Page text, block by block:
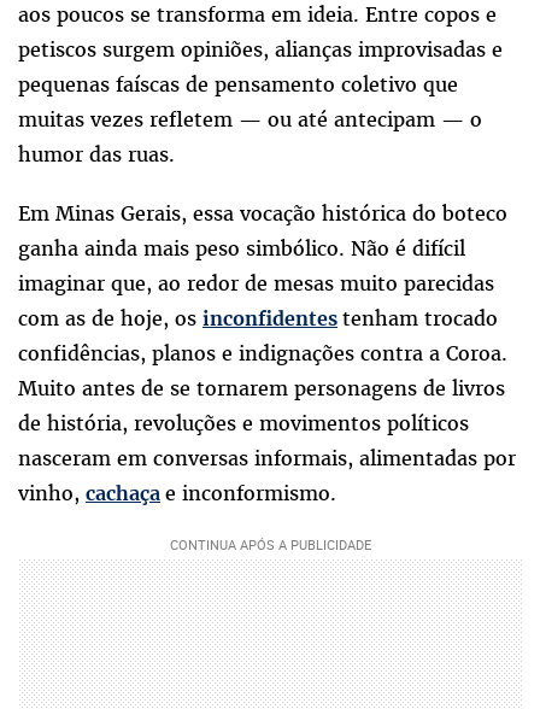
aos poucos se transforma em ideia. Entre copos e
petiscos surgem opiniões, alianças improvisadas e
pequenas faíscas de pensamento coletivo que
muitas vezes refletem — ou até antecipam — o
humor das ruas.
Em Minas Gerais, essa vocação histórica do boteco
ganha ainda mais peso simbólico. Não é difícil
imaginar que, ao redor de mesas muito parecidas
com as de hoje, os inconfidentes tenham trocado
confidências, planos e indignações contra a Coroa.
Muito antes de se tornarem personagens de livros
de história, revoluções e movimentos políticos
nasceram em conversas informais, alimentadas por
vinho, cachaça e inconformismo.